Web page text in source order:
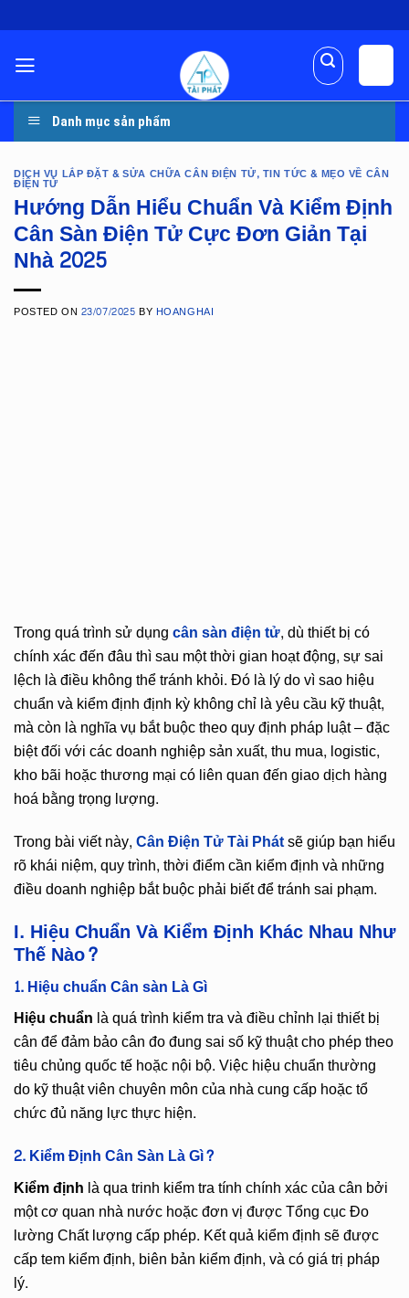
to
content
Danh mục sản phẩm
DỊCH VỤ LẮP ĐẶT & SỬA CHỮA CÂN ĐIỆN TỬ,TIN TỨC & MẸO VỀ CÂN
ĐIỆN TỬ
Hướng Dẫn Hiểu Chuẩn Và Kiểm Định
Cân Sàn Điện Tử Cực Đơn Giản Tại
Nhà 2025
POSTED ON 23/07/2025BYHOANGHAI
Trong quá trình sử dụngcân sàn điện tử, dù thiết bị có
chính xác đến đâu thì sau một thời gian hoạt động, sự sai
lệch là điều không thể tránh khỏi. Đó là lý do vì sao hiệu
chuẩn và kiểm định định kỳ không chỉ là yêu cầu kỹ thuật,
mà còn là nghĩa vụ bắt buộc theo quy định pháp luật – đặc
biệt đối với các doanh nghiệp sản xuất, thu mua, logistic,
kho bãi hoặc thương mại có liên quan đến giao dịch hàng
hoá bằng trọng lượng.
Trong bài viết này,Cân Điện Tử Tài Phátsẽ giúp bạn hiểu
rõ khái niệm, quy trình, thời điểm cần kiểm định và những
điều doanh nghiệp bắt buộc phải biết để tránh sai phạm.
I. Hiệu Chuẩn Và Kiểm Định Khác Nhau Như
Thế Nào?
1. Hiệu chuẩn Cân sàn Là Gì
Hiệu chuẩn là quá trình kiểm tra và điều chỉnh lại thiết bị
cân để đảm bảo cân đo đung sai số kỹ thuật cho phép theo
tiêu chủng quốc tế hoặc nội bộ. Việc hiệu chuẩn thường
do kỹ thuật viên chuyên môn của nhà cung cấp hoặc tổ
chức đủ năng lực thực hiện.
2. Kiểm Định Cân Sàn Là Gì?
Kiểm định là qua trinh kiểm tra tính chính xác của cân bởi
một cơ quan nhà nước hoặc đơn vị được Tổng cục Đo
lường Chất lượng cấp phép. Kết quả kiểm định sẽ được
cấp tem kiểm định, biên bản kiểm định, và có giá trị pháp
lý.